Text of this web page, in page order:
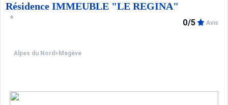
Résidence IMMEUBLE "LE REGINA"
Alpes du Nord > Megève
0/5 Avis